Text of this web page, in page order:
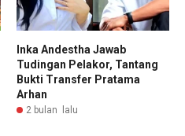
Inka Andestha Jawab
Tudingan Pelakor, Tantang
Bukti Transfer Pratama
Arhan
2 bulan lalu